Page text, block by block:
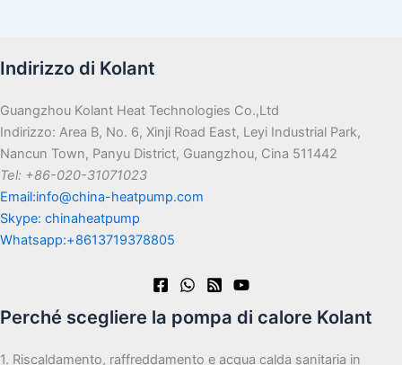
Indirizzo di Kolant
Guangzhou Kolant Heat Technologies Co.,Ltd
Indirizzo: Area B, No. 6, Xinji Road East, Leyi Industrial Park,
Nancun Town, Panyu District, Guangzhou, Cina 511442
Tel: +86-020-31071023
Email:info@china-heatpump.com
Skype: chinaheatpump
Whatsapp:+8613719378805
Perché scegliere la pompa di calore Kolant
1. Riscaldamento, raffreddamento e acqua calda sanitaria in